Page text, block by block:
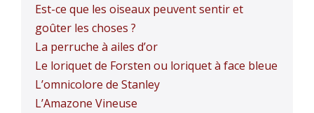
Est-ce que les oiseaux peuvent sentir et
goûter les choses ?
La perruche à ailes d’or
Le loriquet de Forsten ou loriquet à face bleue
L’omnicolore de Stanley
L’Amazone Vineuse